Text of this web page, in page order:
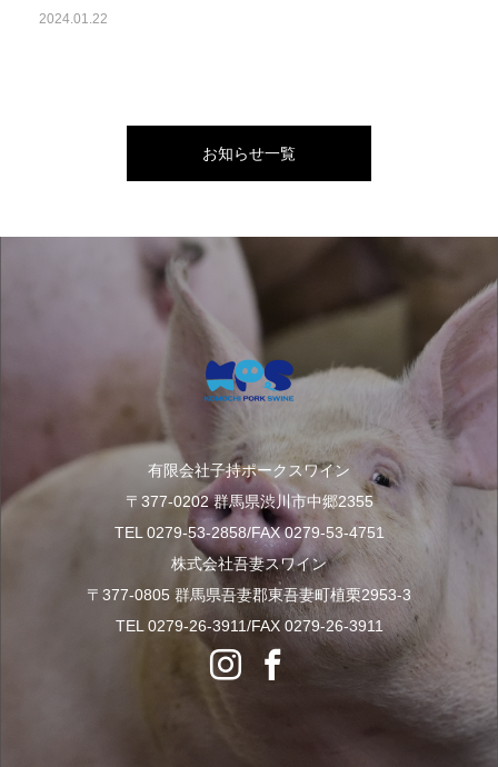
2024.01.22
お知らせ一覧
有限会社子持ポークスワイン
〒377-0202 群馬県渋川市中郷2355
TEL 0279-53-2858/FAX 0279-53-4751
株式会社吾妻スワイン
〒377-0805 群馬県吾妻郡東吾妻町植栗2953-3
TEL 0279-26-3911/FAX 0279-26-3911